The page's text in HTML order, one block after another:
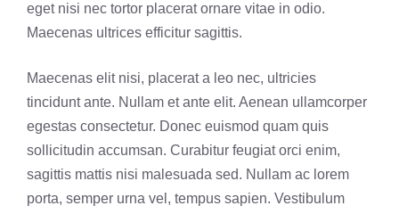
eget nisi nec tortor placerat ornare vitae in odio.
Maecenas ultrices efficitur sagittis.
Maecenas elit nisi, placerat a leo nec, ultricies
tincidunt ante. Nullam et ante elit. Aenean ullamcorper
egestas consectetur. Donec euismod quam quis
sollicitudin accumsan. Curabitur feugiat orci enim,
sagittis mattis nisi malesuada sed. Nullam ac lorem
porta, semper urna vel, tempus sapien. Vestibulum